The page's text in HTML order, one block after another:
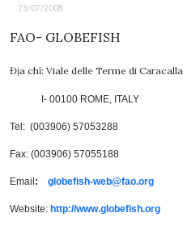
23/07/2008
FAO- GLOBEFISH
Địa chỉ: Viale delle Terme di Caracalla
I- 00100 ROME, ITALY
Tel: (003906) 57053288
Fax: (003906) 57055188
Email: globefish-web@fao.org
Website: http://www.globefish.org